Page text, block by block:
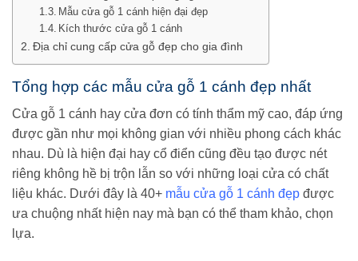
Mẫu cửa gỗ 1 cánh hiện đại đẹp
Kích thước cửa gỗ 1 cánh
Địa chỉ cung cấp cửa gỗ đẹp cho gia đình
Tổng hợp các mẫu cửa gỗ 1 cánh đẹp nhất
Cửa gỗ 1 cánh hay cửa đơn có tính thẩm mỹ cao, đáp ứng
được gần như mọi không gian với nhiều phong cách khác
nhau. Dù là hiện đại hay cổ điển cũng đều tạo được nét
riêng không hề bị trộn lẫn so với những loại cửa có chất
liệu khác. Dưới đây là 40+ mẫu cửa gỗ 1 cánh đẹp được
ưa chuộng nhất hiện nay mà bạn có thể tham khảo, chọn
lựa.